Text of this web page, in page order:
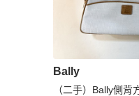
Bally
（二手）Bally側背